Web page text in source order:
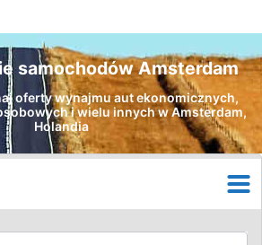
samochodów Amsterdam
oferty wynajmu aut ekonomicznych,
i wielu innych w Amsterdam,
Holandia